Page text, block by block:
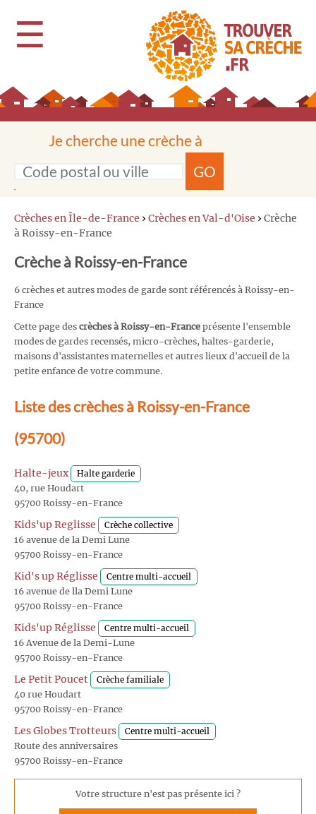
☰
Je cherche une crèche à
GO
Crèches en Île-de-France › Crèches en Val-d'Oise › Crèche
à Roissy-en-France
Crèche à Roissy-en-France
6 crèches et autres modes de garde sont référencés à Roissy-en-
France
Cette page des crèches à Roissy-en-France présente l'ensemble
modes de gardes recensés, micro-crèches, haltes-garderie,
maisons d'assistantes maternelles et autres lieux d'accueil de la
petite enfance de votre commune.
Liste des crèches à Roissy-en-France
(95700)
Halte-jeux Halte garderie
40, rue Houdart
95700 Roissy-en-France
Kids'up Reglisse Crèche collective
16 avenue de la Demi Lune
95700 Roissy-en-France
Kid's up Réglisse Centre multi-accueil
16 avenue de lla Demi Lune
95700 Roissy-en-France
Kids'up Réglisse Centre multi-accueil
16 Avenue de la Demi-Lune
95700 Roissy-en-France
Le Petit Poucet Crèche familiale
40 rue Houdart
95700 Roissy-en-France
Les Globes Trotteurs Centre multi-accueil
Route des anniversaires
95700 Roissy-en-France
Votre structure n'est pas présente ici ?